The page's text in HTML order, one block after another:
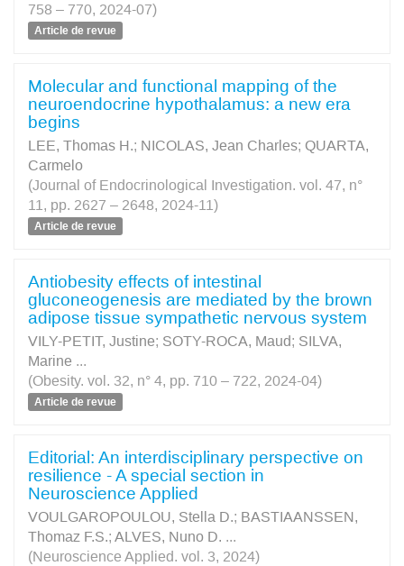
758 – 770, 2024-07)
Article de revue
Molecular and functional mapping of the
neuroendocrine hypothalamus: a new era
begins
LEE, Thomas H.; NICOLAS, Jean Charles; QUARTA,
Carmelo
(Journal of Endocrinological Investigation. vol. 47, n°
11, pp. 2627 – 2648, 2024-11)
Article de revue
Antiobesity effects of intestinal
gluconeogenesis are mediated by the brown
adipose tissue sympathetic nervous system
VILY-PETIT, Justine; SOTY-ROCA, Maud; SILVA,
Marine ...
(Obesity. vol. 32, n° 4, pp. 710 – 722, 2024-04)
Article de revue
Editorial: An interdisciplinary perspective on
resilience - A special section in
Neuroscience Applied
VOULGAROPOULOU, Stella D.; BASTIAANSSEN,
Thomaz F.S.; ALVES, Nuno D. ...
(Neuroscience Applied. vol. 3, 2024)